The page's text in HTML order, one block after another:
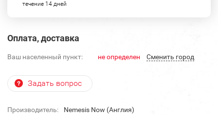
течение 14 дней
Оплата, доставка
Ваш населенный пункт: не определен Cменить город
Задать вопрос
Производитель:
Nemesis Now (Англия)